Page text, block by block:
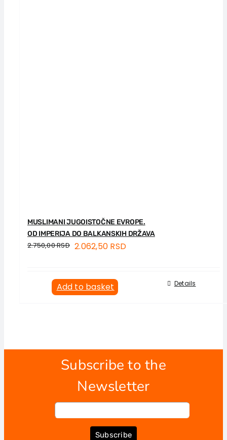
MUSLIMANI JUGOISTOČNE EVROPE.
OD IMPERIJA DO BALKANSKIH DRŽAVA
2.750,00RSD 2.062,50 RSD
Add to basket Details
Subscribe to the
Newsletter
Subscribe